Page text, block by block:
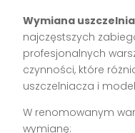
Wymiana
najczęstszych
profesjonalnych
czynności, które
uszczelniacza i
W renomowanym
wymianę: